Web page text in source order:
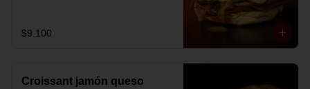
$9.100
Croissant jamón queso